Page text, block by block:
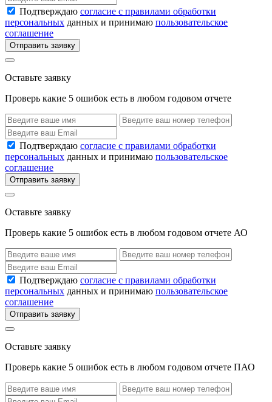
Подтверждаю согласие с правилами обработки
персональных данных и принимаю пользовательское
соглашение
Отправить заявку
Оставьте заявку
Проверь какие 5 ошибок есть в любом годовом отчете
Подтверждаю согласие с правилами обработки
персональных данных и принимаю пользовательское
соглашение
Отправить заявку
Оставьте заявку
Проверь какие 5 ошибок есть в любом годовом отчете АО
Подтверждаю согласие с правилами обработки
персональных данных и принимаю пользовательское
соглашение
Отправить заявку
Оставьте заявку
Проверь какие 5 ошибок есть в любом годовом отчете ПАО